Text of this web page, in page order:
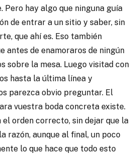
Pero hay algo que ninguna guía
de entrar a un sitio y saber, sin
que ahí es. Eso también
antes de enamoraros de ningún
sobre la mesa. Luego visitad con
hasta la última línea y
parezca obvio preguntar. El
vuestra boda concreta existe.
el orden correcto, sin dejar que la
razón, aunque al final, un poco
lo que hace que todo esto